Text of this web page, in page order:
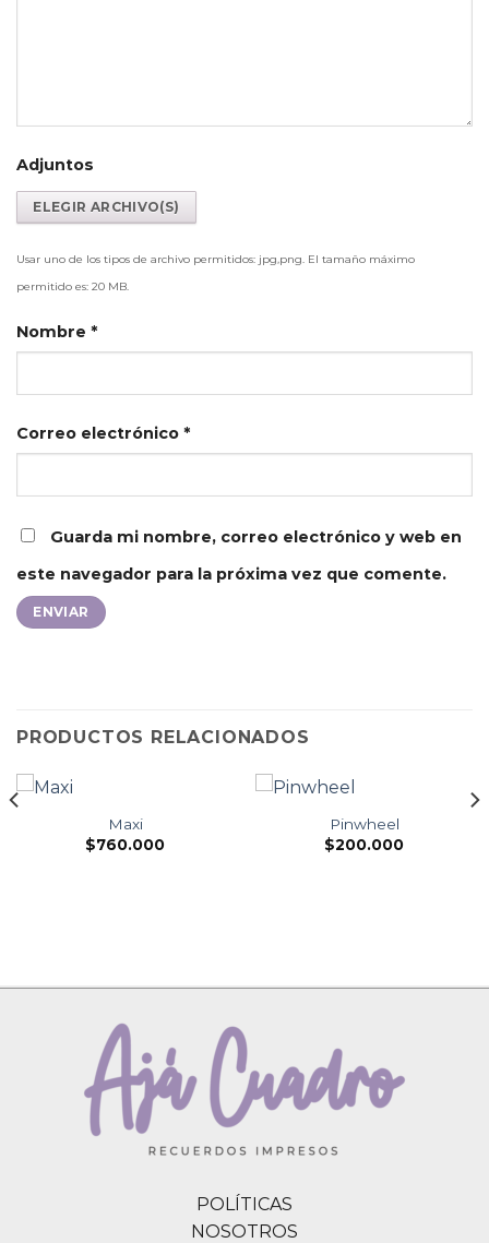
Adjuntos
Usar uno de los tipos de archivo permitidos: jpg,png. El tamaño máximo
permitido es: 20 MB.
Nombre *
Correo electrónico *
Guarda mi nombre, correo electrónico y web en
este navegador para la próxima vez que comente.
PRODUCTOS RELACIONADOS
Maxi
$760.000
Pinwheel
$200.000
POLÍTICAS
NOSOTROS